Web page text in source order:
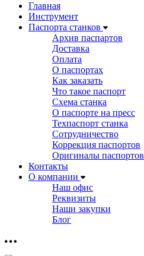
Главная
Инструмент
Паспорта станков
Архив паспартов
Доставка
Оплата
О паспортах
Как заказать
Что такое паспорт
Схема станка
О паспорте на пресс
Техпаспорт станка
Сотрудничество
Коррекция паспортов
Оригиналы паспортов
Контакты
О компании
Наш офис
Реквизиты
Наши закупки
Блог